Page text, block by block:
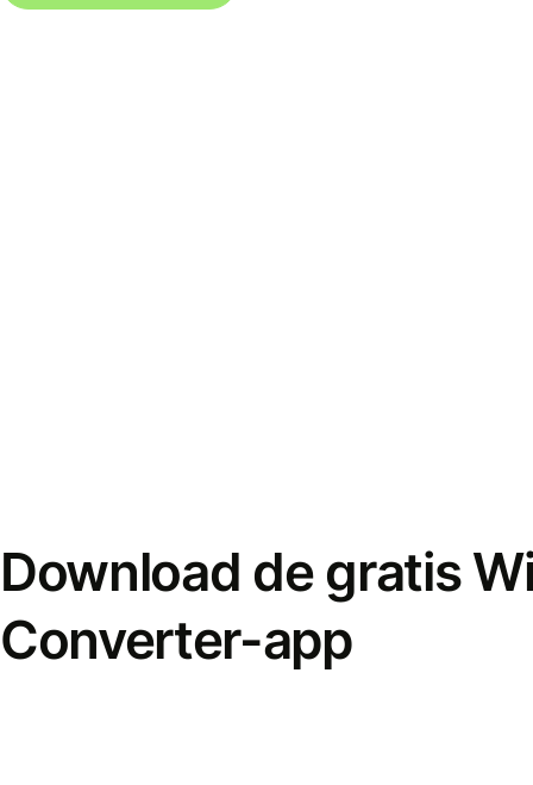
Download de gratis
Converter-app